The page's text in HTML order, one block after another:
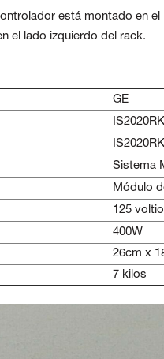
está montado en
el lado izquierdo del rack.
GE
Sistema
Módulo
125
400W
26cm x
7 kilos